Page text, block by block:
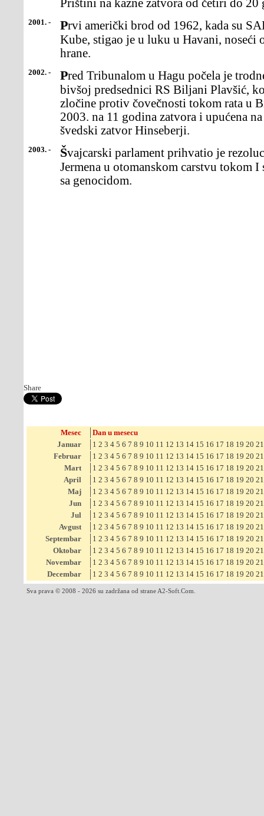
Prištini na kazne zatvora od četiri do 20
2001. - Prvi američki brod od 1962, kada su SAD uvele embargo protiv
Kube, stigao je u luku u Havani, noseći
hrane.
2002. - Pred Tribunalom u Hagu počela je trodnevna rasprava o presudi
bivšoj predsednici RS Biljani Plavšić,
zločine protiv čovečnosti tokom rata u
2003. na 11 godina zatvora i upućena
švedski zatvor Hinseberji.
2003. - Švajcarski parlament prihvatio je rezoluciju kojom se ubijanje
Jermena u otomanskom carstvu tokom I
sa genocidom.
Share
Mesec
Dan u mesecu
Januar
1 2 3 4 5 6 7 8 9 10 11 12 13 14 15 16 17 18 19 20 21
Februar
1 2 3 4 5 6 7 8 9 10 11 12 13 14 15 16 17 18 19 20 21
Mart
1 2 3 4 5 6 7 8 9 10 11 12 13 14 15 16 17 18 19 20 21
April
1 2 3 4 5 6 7 8 9 10 11 12 13 14 15 16 17 18 19 20 21
Maj
1 2 3 4 5 6 7 8 9 10 11 12 13 14 15 16 17 18 19 20 21
Jun
1 2 3 4 5 6 7 8 9 10 11 12 13 14 15 16 17 18 19 20 21
Jul
1 2 3 4 5 6 7 8 9 10 11 12 13 14 15 16 17 18 19 20 21
Avgust
1 2 3 4 5 6 7 8 9 10 11 12 13 14 15 16 17 18 19 20 21
Septembar
1 2 3 4 5 6 7 8 9 10 11 12 13 14 15 16 17 18 19 20 21
Oktobar
1 2 3 4 5 6 7 8 9 10 11 12 13 14 15 16 17 18 19 20 21
Novembar
1 2 3 4 5 6 7 8 9 10 11 12 13 14 15 16 17 18 19 20 21
Decembar
1 2 3 4 5 6 7 8 9 10 11 12 13 14 15 16 17 18 19 20 21
Sva prava © 2008 - 2026 su zadržana od strane A2-Soft.Com.